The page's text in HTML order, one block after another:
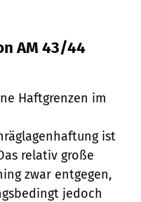
AM 43/44
Haftgrenzen im
ist
relativ große
zwar entgegen,
jedoch